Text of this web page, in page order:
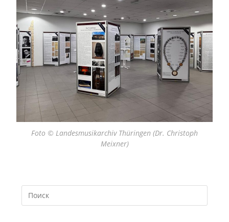
Foto © Landesmusikarchiv Thüringen (Dr. Christoph
Meixner)